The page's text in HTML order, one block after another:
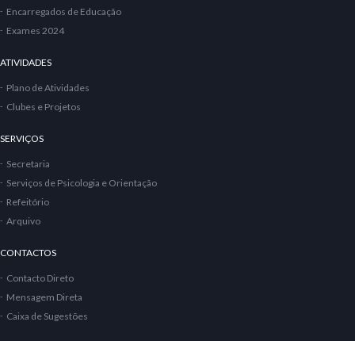
Encarregados de Educação
Exames 2024
ATIVIDADES
Plano de Atividades
Clubes e Projetos
SERVIÇOS
Secretaria
Serviços de Psicologia e Orientação
Refeitório
Arquivo
CONTACTOS
Contacto Direto
Mensagem Direta
Caixa de Sugestões